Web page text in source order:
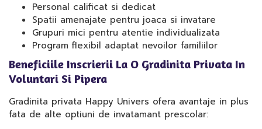
Personal calificat si dedicat
Spatii amenajate pentru joaca si invatare
Grupuri mici pentru atentie individualizata
Program flexibil adaptat nevoilor familiilor
Beneficiile Inscrierii La O Gradinita Privata In
Voluntari Si Pipera
Gradinita privata Happy Univers ofera avantaje in plus
fata de alte optiuni de invatamant prescolar: